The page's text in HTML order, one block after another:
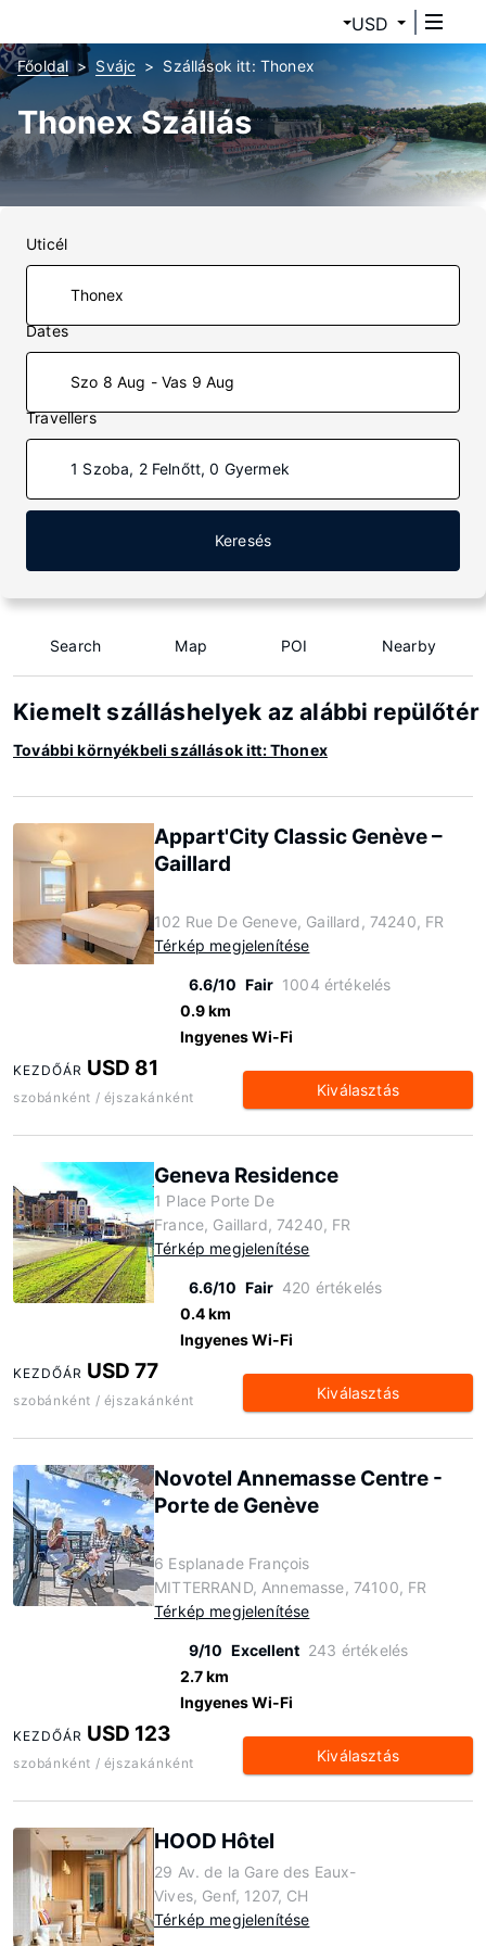
USD
Főoldal Svájc Szállások itt: Thonex
Thonex Szállás
Uticél
Dates
Szo 8 Aug - Vas 9 Aug
Travellers
1 Szoba, 2 Felnőtt, 0 Gyermek
Keresés
Search Map POI Nearby
Kiemelt szálláshelyek az alábbi
További környékbeli szállások itt: Thonex
Appart'City Classic Genève –
Gaillard
102 Rue De Geneve, Gaillard, 74240, FR
Térkép megjelenítése
6.6/10 Fair 1004 értékelés
0.9 km
Ingyenes Wi-Fi
KEZDŐÁR USD 81
szobánként / éjszakánként Kiválasztás
Geneva Residence
1 Place Porte De
France, Gaillard, 74240, FR
Térkép megjelenítése
6.6/10 Fair 420 értékelés
0.4 km
Ingyenes Wi-Fi
KEZDŐÁR USD 77
szobánként / éjszakánként Kiválasztás
Novotel Annemasse Centre -
Porte de Genève
6 Esplanade François
MITTERRAND, Annemasse, 74100, FR
Térkép megjelenítése
9/10 Excellent 243 értékelés
2.7 km
Ingyenes Wi-Fi
KEZDŐÁR USD 123
szobánként / éjszakánként Kiválasztás
HOOD Hôtel
29 Av. de la Gare des Eaux-
Vives, Genf, 1207, CH
Térkép megjelenítése